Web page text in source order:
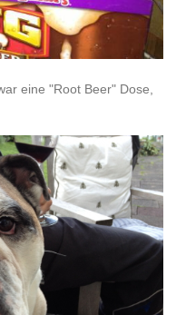
eine "Root Beer" Dose,